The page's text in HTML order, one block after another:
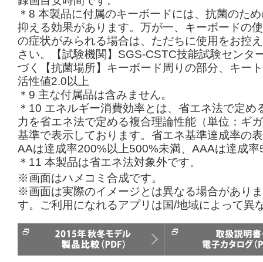
＊8 本製品に付属のキーボードには、抗菌のた
抑える効果があります。万が一、キーボードの
の症状がみられる場合は、ただちに使用をお控
さい。【試験機関】SGS-CSTC技能試験センタ
づく【抗菌場所】キーボード周りの部分、キー
活性値2.0以上
＊9 主な付属品は含みません。
＊10 エネルギー消費効率とは、省エネ法で定
力を省エネ法で定める複合理論性能（単位：ギ
基準で表示しております。省エネ基準達成率の
AAは達成率200%以上500%未満、AAAは達成
＊11 本製品は省エネ法対象外です。
※画面はハメコミ合成です。
※画面は実際のイメージとは異なる場合があり
す。ご利用になれるアプリは国/地域によって異